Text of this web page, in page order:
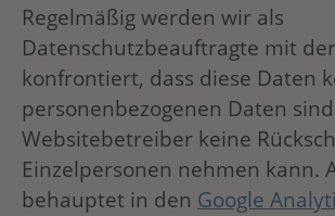
Regelmäßig werden wir als
Datenschutzbeauftragte mit
konfrontiert, dass diese Daten
personenbezogenen Daten
Websitebetreiber keine
Einzelpersonen nehmen kann.
behauptet in den Google